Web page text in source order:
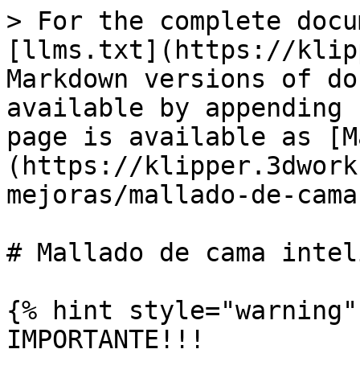
> For the complete
[llms.txt](https://
Markdown versions of
available by
page is available as
(https://
mejoras/mallado-de-
# Mallado de cama
{% hint style="warning"
IMPORTANTE!!!